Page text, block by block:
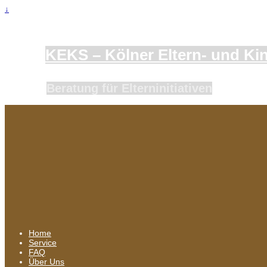
↓
KEKS – Kölner Eltern- und
Home
Service
FAQ
Über Uns